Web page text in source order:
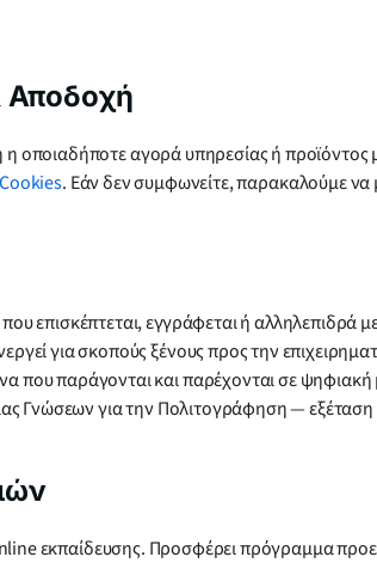
Αποδοχή
οποιαδήποτε αγορά υπηρεσίας ή
. Εάν δεν συμφωνείτε, παρακαλούμε
επισκέπτεται, εγγράφεται ή αλληλεπιδρά
για σκοπούς ξένους προς την
που παράγονται και παρέχονται σε
Γνώσεων για την Πολιτογράφηση —
εκπαίδευσης. Προσφέρει πρόγραμμα